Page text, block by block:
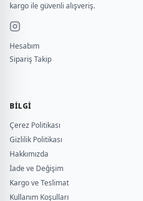
kargo ile güvenli alışveriş.
Hesabım
Sipariş Takip
BILGI
Çerez Politikası
Gizlilik Politikası
Hakkımızda
İade ve Değişim
Kargo ve Teslimat
Kullanım Koşulları